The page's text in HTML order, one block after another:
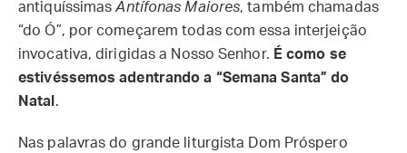
antiquíssimasAntífonas Maiores, também chamadas
“do Ó”, por começarem todas com essa interjeição
invocativa, dirigidas a Nosso Senhor. É como se
estivéssemos adentrando a “Semana Santa” do
Natal .
Nas palavras do grande liturgista Dom Próspero